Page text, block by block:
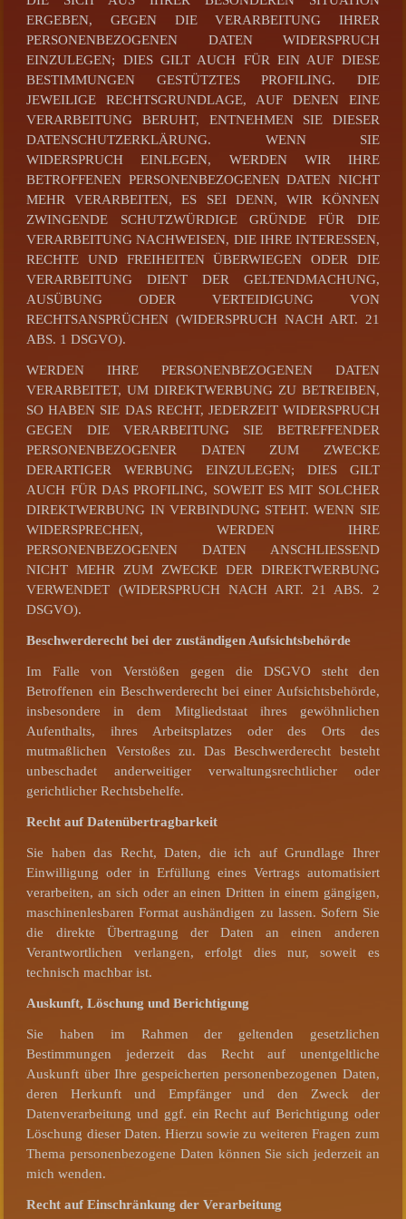
ERGEBEN, GEGEN DIE VERARBEITUNG IHRER
PERSONENBEZOGENEN DATEN WIDERSPRUCH
EINZULEGEN; DIES GILT AUCH FÜR EIN AUF DIESE
BESTIMMUNGEN GESTÜTZTES PROFILING. DIE
JEWEILIGE RECHTSGRUNDLAGE, AUF DENEN EINE
VERARBEITUNG BERUHT, ENTNEHMEN SIE DIESER
DATENSCHUTZERKLÄRUNG. WENN SIE
WIDERSPRUCH EINLEGEN, WERDEN WIR IHRE
BETROFFENEN PERSONENBEZOGENEN DATEN NICHT
MEHR VERARBEITEN, ES SEI DENN, WIR KÖNNEN
ZWINGENDE SCHUTZWÜRDIGE GRÜNDE FÜR DIE
VERARBEITUNG NACHWEISEN, DIE IHRE INTERESSEN,
RECHTE UND FREIHEITEN ÜBERWIEGEN ODER DIE
VERARBEITUNG DIENT DER GELTENDMACHUNG,
AUSÜBUNG ODER VERTEIDIGUNG VON
RECHTSANSPRÜCHEN (WIDERSPRUCH NACH ART. 21
ABS. 1 DSGVO).
WERDEN IHRE PERSONENBEZOGENEN DATEN
VERARBEITET, UM DIREKTWERBUNG ZU BETREIBEN,
SO HABEN SIE DAS RECHT, JEDERZEIT WIDERSPRUCH
GEGEN DIE VERARBEITUNG SIE BETREFFENDER
PERSONENBEZOGENER DATEN ZUM ZWECKE
DERARTIGER WERBUNG EINZULEGEN; DIES GILT
AUCH FÜR DAS PROFILING, SOWEIT ES MIT SOLCHER
DIREKTWERBUNG IN VERBINDUNG STEHT. WENN SIE
WIDERSPRECHEN, WERDEN IHRE
PERSONENBEZOGENEN DATEN ANSCHLIESSEND
NICHT MEHR ZUM ZWECKE DER DIREKTWERBUNG
VERWENDET (WIDERSPRUCH NACH ART. 21 ABS. 2
DSGVO).
Beschwerderecht bei der zuständigen Aufsichtsbehörde
Im Falle von Verstößen gegen die DSGVO steht den
Betroffenen ein Beschwerderecht bei einer Aufsichtsbehörde,
insbesondere in dem Mitgliedstaat ihres gewöhnlichen
Aufenthalts, ihres Arbeitsplatzes oder des Orts des
mutmaßlichen Verstoßes zu. Das Beschwerderecht besteht
unbeschadet anderweitiger verwaltungsrechtlicher oder
gerichtlicher Rechtsbehelfe.
Recht auf Datenübertragbarkeit
Sie haben das Recht, Daten, die ich auf Grundlage Ihrer
Einwilligung oder in Erfüllung eines Vertrags automatisiert
verarbeiten, an sich oder an einen Dritten in einem gängigen,
maschinenlesbaren Format aushändigen zu lassen. Sofern Sie
die direkte Übertragung der Daten an einen anderen
Verantwortlichen verlangen, erfolgt dies nur, soweit es
technisch machbar ist.
Auskunft, Löschung und Berichtigung
Sie haben im Rahmen der geltenden gesetzlichen
Bestimmungen jederzeit das Recht auf unentgeltliche
Auskunft über Ihre gespeicherten personenbezogenen Daten,
deren Herkunft und Empfänger und den Zweck der
Datenverarbeitung und ggf. ein Recht auf Berichtigung oder
Löschung dieser Daten. Hierzu sowie zu weiteren Fragen zum
Thema personenbezogene Daten können Sie sich jederzeit an
mich wenden.
Recht auf Einschränkung der Verarbeitung